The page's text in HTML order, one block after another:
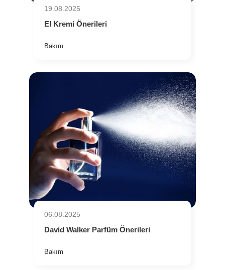
19.08.2025
El Kremi Önerileri
Bakım
06.08.2025
David Walker Parfüm Önerileri
Bakım